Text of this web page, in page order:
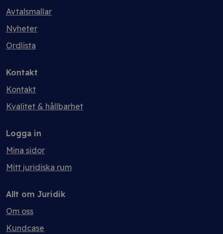
Avtalsmallar
Nyheter
Ordlista
Kontakt
Kontakt
Kvalitet & hållbarhet
Logga in
Mina sidor
Mitt juridiska rum
Allt om Juridik
Om oss
Kundcase